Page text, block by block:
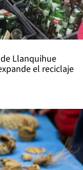
Llanquihue
el reciclaje